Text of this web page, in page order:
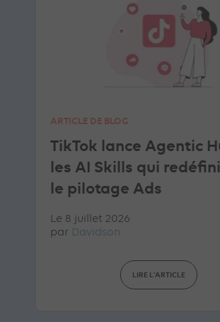
ARTICLE DE BLOG
TikTok lance Agentic
les AI Skills qui
le pilotage Ads
Le 8 juillet 2026
par Davidson
LIRE L'ARTICLE